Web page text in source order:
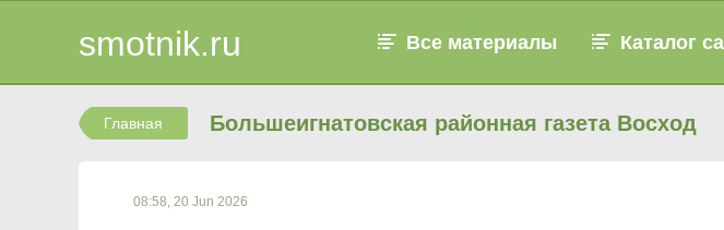
smotnik.ru Все материалы Каталог
Главная Большеигнатовская районная газета Восход
08:58, 20 Jun 2026